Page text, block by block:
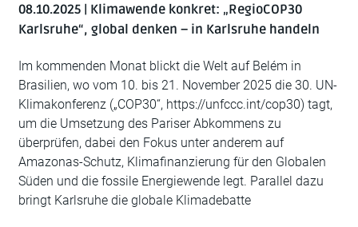
08.10.2025 | Klimawende konkret: „RegioCOP30
Karlsruhe“, global denken – in Karlsruhe handeln
Im kommenden Monat blickt die Welt auf Belém in
Brasilien, wo vom 10. bis 21. November 2025 die 30. UN-
Klimakonferenz („COP30“, https://unfccc.int/cop30) tagt,
um die Umsetzung des Pariser Abkommens zu
überprüfen, dabei den Fokus unter anderem auf
Amazonas-Schutz, Klimafinanzierung für den Globalen
Süden und die fossile Energiewende legt. Parallel dazu
bringt Karlsruhe die globale Klimadebatte